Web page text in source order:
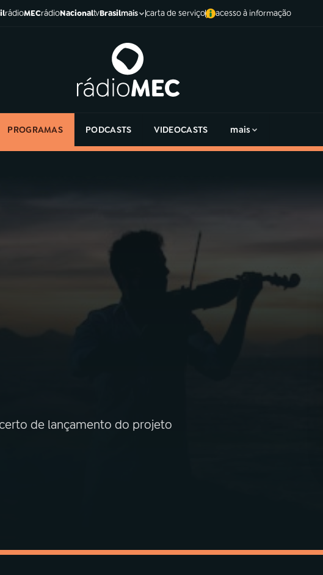
rádioMECrádioNacionaltvBrasilmais carta de serviço acesso à informação
PROGRAMAS PODCASTS VIDEOCASTS mais
de lançamento do projeto